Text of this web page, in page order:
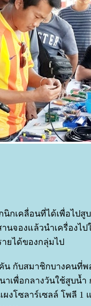
กเคลื่อนที่ได้เพื่อไป
นจองแล้วนำเครื่อง
ยได้ของกลุ่มไป
น กับสมาชิกบางคนที่
เพื่อกลางวันใช้สูบน้
ผงโซลาร์เซลล์ โพลี